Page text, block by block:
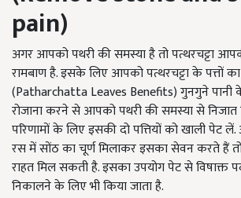
pain)
अगर आपको पथरी की समस्या है तो पत्थरचट्टा
रामबाण है. इसके लिए आपको पत्थरचट्टा के पत्तों
(Patharchatta Leaves Benefits) गुनगुने पानी
रोजाना करने से आपको पथरी की समस्या से निजात
परिणामों के लिए इसकी दो पत्तियों को खाली पेट
रस में सोंठ का चूर्ण मिलाकर इसका सेवन करते हैं
राहत मिल सकती है. इसका उपयोग पेट से विषाक्त
निकालने के लिए भी किया जाता है.